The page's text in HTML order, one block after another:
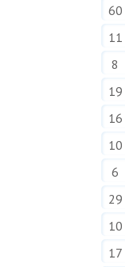
60
11
8
19
16
10
6
29
10
17